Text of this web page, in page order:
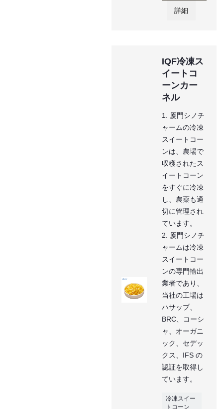
詳細
IQF冷凍ス
イートコ
ーンカー
ネル
1. 厦門シノチ
ャームの冷凍
スイートコー
ンは、農場で
収穫されたス
イートコーン
をすぐに冷凍
し、農薬も適
切に管理され
ています。
2. 厦門シノチ
ャームは冷凍
スイートコー
ンの専門輸出
業者であり、
当社の工場は
ハサップ、
BRC、コーシ
ャ、オーガニ
ック、セデッ
クス、IFS の
認証を取得し
ています。
冷凍スイー
トコーン